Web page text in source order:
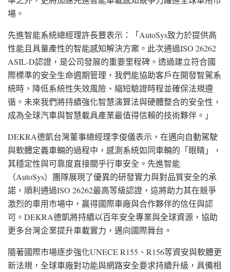
場。
先進智能系統總經理許長豐表示：「AutoSys致力於提供高
性能且具量產性的智能感知解決方案。此次通過ISO 26262
ASIL-D認證，是公司發展的重要里程碑。透過建立符合國
際標準的安全生命週期管理，我們能協助客戶在開發智駕系
統時，降低系統性失效風險、縮短驗證時程並確保法規遵
循。未來我們將持續強化智慧演算法與硬體整合的安全性，
成為全球汽車與智慧載具產業最值得信賴的技術夥伴。」
DEKRA德凱台灣董事總經理李俊儀表示，在邁向自動駕駛
與軟體定義車輛的過程中，感測系統如同車輛的「眼睛」，
其穩定性與可靠度直接關乎行車安全。先進智能
（AutoSys）團隊展現了優異的研發實力與對品質安全的承
諾，順利通過ISO 26262最高等級認證，這將助力其在競爭
激烈的車用市場中，贏得國際車廠與合作夥伴的信任與認
可。DEKRA德凱將持續以百年安全專業與全球資源，協助
更多台灣企業提升車載實力，邁向國際舞台。
隨著國際市場逐步強化UNECE R155、R156等資安與軟體更
新法規，全球車廠對功能與網路安全要求持續升級，具備相